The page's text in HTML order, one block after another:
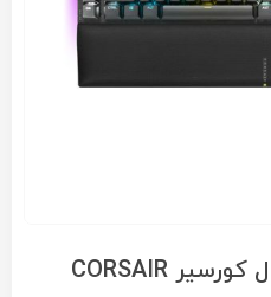
کیبورد گیمینگ مکانیکال کورسیر CORSAIR